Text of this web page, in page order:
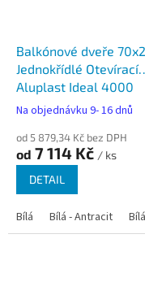
Balkónové dveře
Jednokřídlé Otevírací
Aluplast Ideal 4000
Na objednávku 9- 16 dnů
od 5 879,34 Kč bez DPH
od 7 114 Kč / ks
DETAIL
Bílá Bílá - Antracit